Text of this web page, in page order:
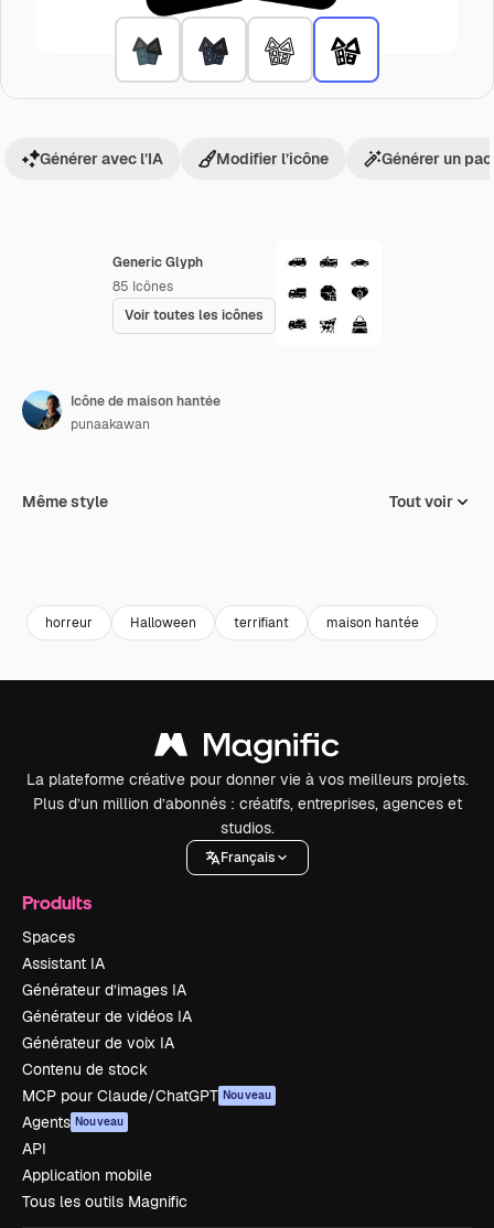
Generic Glyph
85 Icônes
Voir toutes les icônes
Générer avec l’IA Modifier l’icône Générer un
Icône de maison hantée
punaakawan
Même style Tout voir
horreur Halloween terrifiant maison hantée
La plateforme créative pour donner vie à vos meilleurs projets.
Plus d’un million d’abonnés : créatifs, entreprises, agences et
studios.
Français
Produits
Spaces
Assistant IA
Générateur d’images IA
Générateur de vidéos IA
Générateur de voix IA
Contenu de stock
MCP pour Claude/ChatGPT Nouveau
Agents Nouveau
API
Application mobile
Tous les outils Magnific